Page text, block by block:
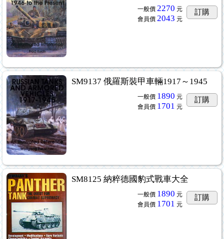
一般價 2270 元
會員價 2043 元
訂購
SM9137 俄羅斯裝甲車輛1917～1945
一般價 1890 元
會員價 1701 元
訂購
SM8125 納粹德國豹式戰車大全
一般價 1890 元
會員價 1701 元
訂購